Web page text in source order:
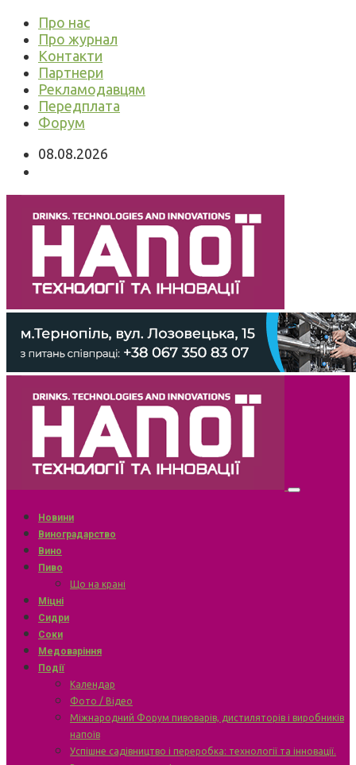
Про нас
Про журнал
Контакти
Партнери
Рекламодавцям
Передплата
Форум
08.08.2026
Новини
Виноградарство
Вино
Пиво
Що на крані
Міцні
Сидри
Соки
Медоваріння
Події
Календар
Фото / Відео
Міжнародний Форум пивоварів, дистиляторів і виробників
напоїв
Успішне садівництво і переробка: технології та інновації.